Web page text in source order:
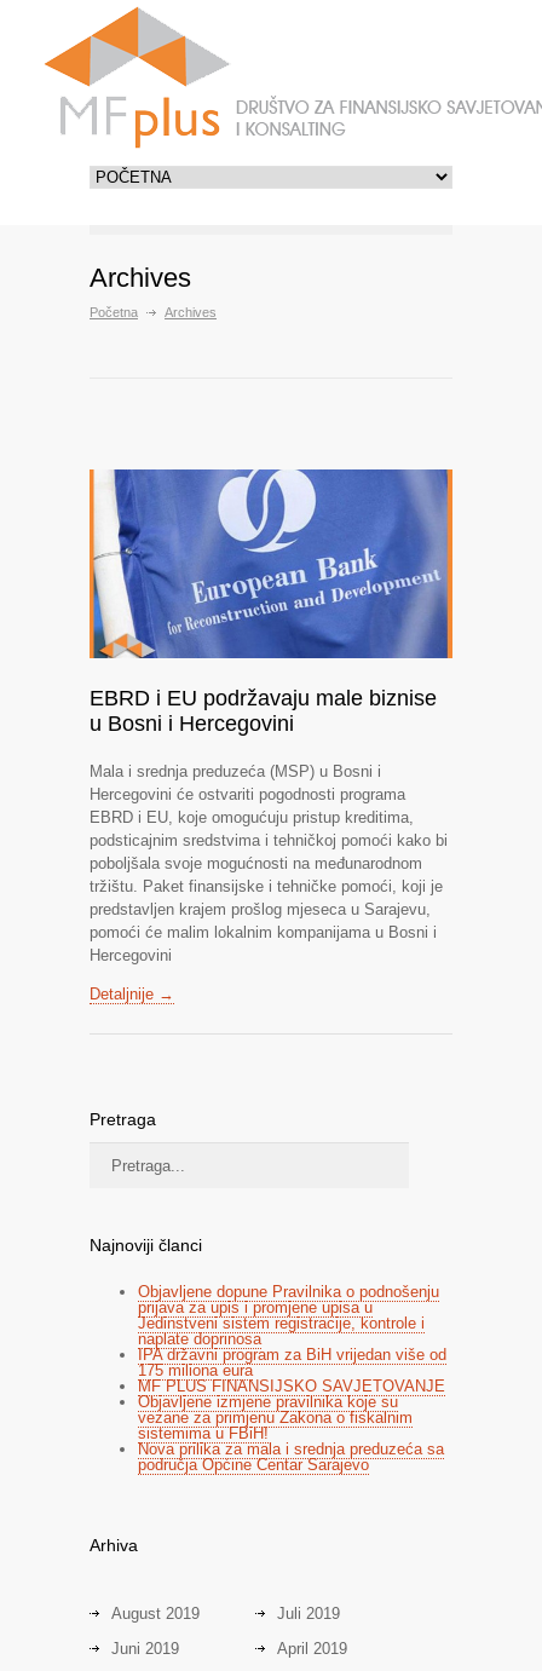
Archives
Početna Archives
EBRD i EU podržavaju male biznise
u Bosni i Hercegovini
Mala i srednja preduzeća (MSP) u Bosni i
Hercegovini će ostvariti pogodnosti programa
EBRD i EU, koje omogućuju pristup kreditima,
podsticajnim sredstvima i tehničkoj pomoći kako bi
poboljšala svoje mogućnosti na međunarodnom
tržištu. Paket finansijske i tehničke pomoći, koji je
predstavljen krajem prošlog mjeseca u Sarajevu,
pomoći će malim lokalnim kompanijama u Bosni i
Hercegovini
Detaljnije →
Pretraga
Najnoviji članci
Objavljene dopune Pravilnika o podnošenju
prijava za upis i promjene upisa u
Jedinstveni sistem registracije, kontrole i
naplate doprinosa
IPA državni program za BiH vrijedan više od
175 miliona eura
MF PLUS FINANSIJSKO SAVJETOVANJE
Objavljene izmjene pravilnika koje su
vezane za primjenu Zakona o fiskalnim
sistemima u FBiH!
Nova prilika za mala i srednja preduzeća sa
područja Općine Centar Sarajevo
Arhiva
August 2019
Juli 2019
Juni 2019
April 2019